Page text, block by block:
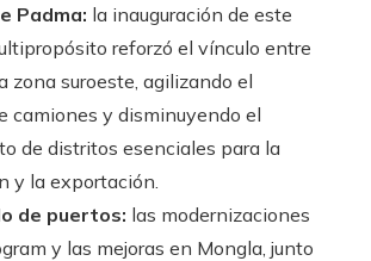
Padma: la inauguración de este
reforzó el vínculo entre
zona suroeste, agilizando el
camiones y disminuyendo el
de distritos esenciales para la
y la exportación.
de puertos: las modernizaciones
y las mejoras en Mongla, junto